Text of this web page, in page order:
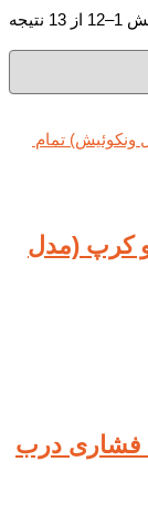
13 نتیجه
تمام
کرپ (مدل
فشاری درب